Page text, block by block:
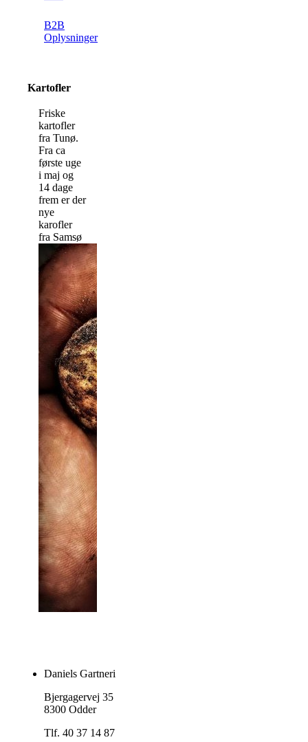
B2B
Oplysninger
Kartofler
Friske
kartofler
fra Tunø.
Fra ca
første uge
i maj og
14 dage
frem er der
nye
karofler
fra Samsø
Daniels Gartneri
Bjergagervej 35
8300 Odder
Tlf. 40 37 14 87